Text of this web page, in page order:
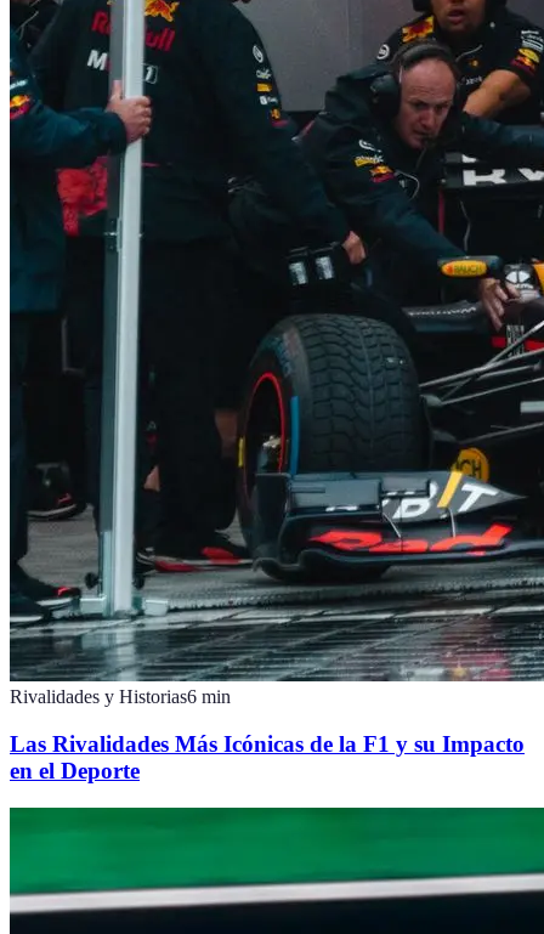
Rivalidades y Historias6 min
Las Rivalidades Más Icónicas de la F1 y su Impacto
en el Deporte